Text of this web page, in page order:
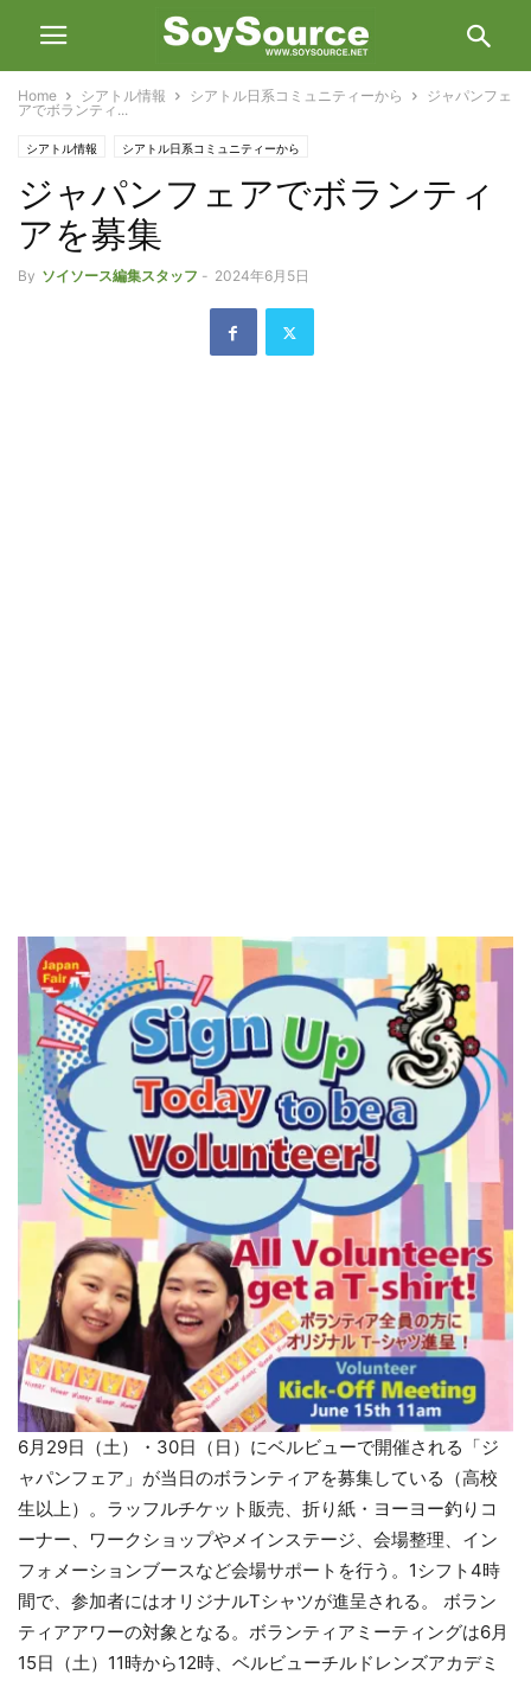
Home シアトル情報 シアトル日系コミュニティーから
ジャパンフェ
アでボランティ...
シアトル情報 シアトル日系コミュニティーから
ジャパンフェアでボランティ
アを募集
By ソイソース編集スタッフ - 2024年6月5日
6月29日（土）・30日（日）にベルビューで開催される「ジ
ャパンフェア」が当日のボランティアを募集している（高校
生以上）。ラッフルチケット販売、折り紙・ ヨーヨー釣りコ
ーナー、ワークショップやメインステージ、 会場整理、イン
フォメーションブースなど会場サポートを行う。 1シフト4時
間で、参加者にはオリジナルTシャツが進呈される。 ボラン
ティアアワーの対象となる。 ボランティアミーティングは6月
15日（土）11時から12時、 ベルビューチルドレンズアカデミ